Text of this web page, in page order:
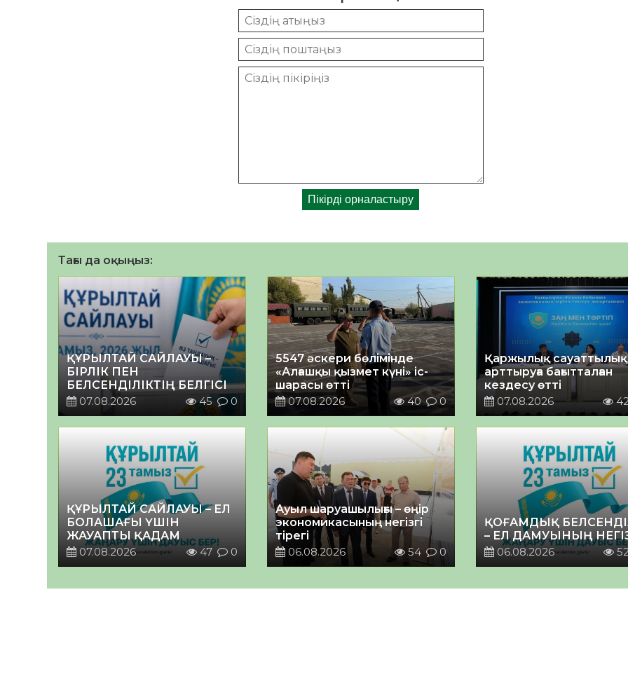
Тағы да оқыңыз:
ҚҰРЫЛТАЙ САЙЛАУЫ –
БІРЛІК ПЕН
БЕЛСЕНДІЛІКТІҢ БЕЛГІСІ
07.08.2026
45 0
5547 әскери бөлімінде
«Алғашқы қызмет күні» іс-
шарасы өтті
07.08.2026
40 0
Қаржылық
арттыруға бағытталған
кездесу өтті
07.08.2026
ҚҰРЫЛТАЙ САЙЛАУЫ – ЕЛ
БОЛАШАҒЫ ҮШІН
ЖАУАПТЫ ҚАДАМ
07.08.2026
47 0
Ауыл шаруашылығы – өңір
экономикасының негізгі
тірегі
06.08.2026
54 0
ҚОҒАМДЫҚ
– ЕЛ ДАМУЫНЫҢ
06.08.2026